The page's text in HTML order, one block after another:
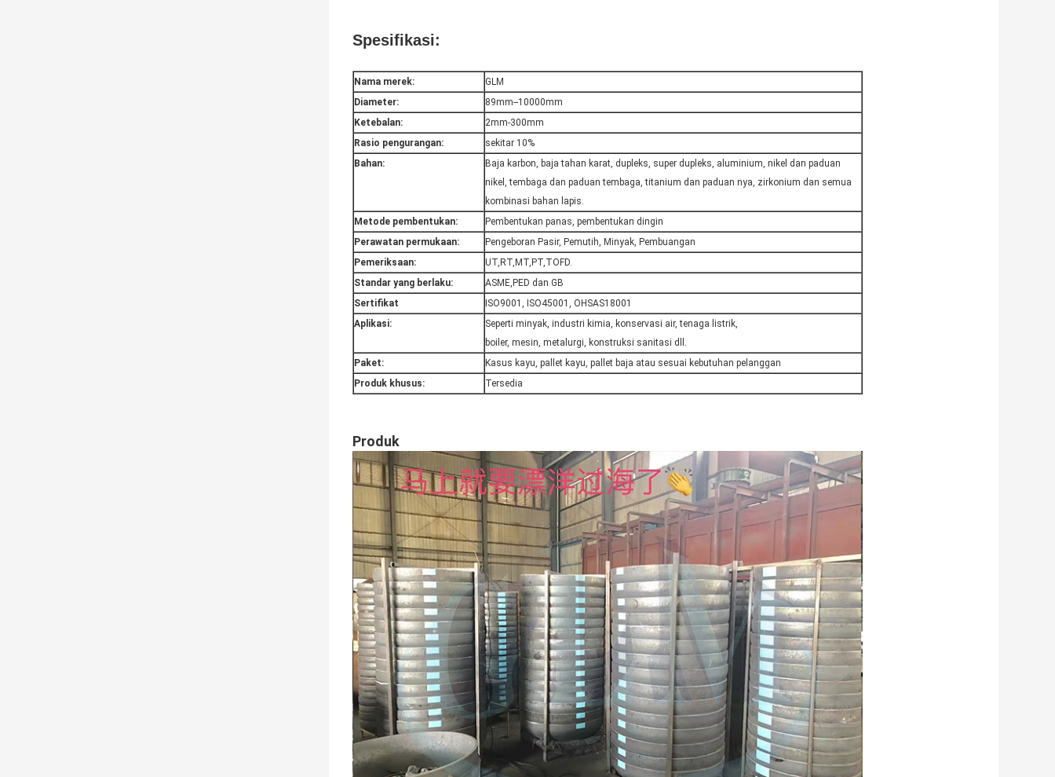
Spesifikasi:
Nama merek:
GLM
Diameter:
89mm--10000mm
Ketebalan:
2mm-300mm
Rasio pengurangan:
sekitar 10%
Bahan:
Baja karbon, baja tahan karat, dupleks, super dupleks, aluminium, nikel dan paduan
nikel, tembaga dan paduan tembaga, titanium dan paduan nya, zirkonium dan semua
kombinasi bahan lapis.
Metode pembentukan:
Pembentukan panas, pembentukan dingin
Perawatan permukaan:
Pengeboran Pasir, Pemutih, Minyak, Pembuangan
Pemeriksaan:
UT,RT,MT,PT,TOFD.
Standar yang berlaku:
ASME,PED dan GB
Sertifikat
ISO9001, ISO45001, OHSAS18001
Aplikasi:
Seperti minyak, industri kimia, konservasi air, tenaga listrik,
boiler, mesin, metalurgi, konstruksi sanitasi dll.
Paket:
Kasus kayu, pallet kayu, pallet baja atau sesuai kebutuhan pelanggan
Produk khusus:
Tersedia
Produk